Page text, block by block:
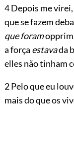
4Depois me virei,
que se fazem
que foram
a força estavada
elles não tinham
2 Pelo que eu
mais do que os